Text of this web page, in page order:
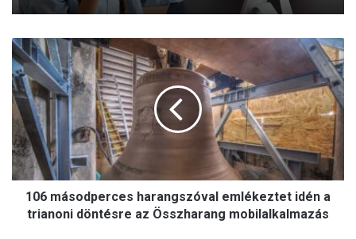
Rontja a gyerekek írás- és számolási
készségét a korai közösségimédia-
használat
1
0
6
m
o
d
p
106 másodperces harangszóval emlékeztet idén a
trianoni döntésre az Összharang mobilalkalmazás